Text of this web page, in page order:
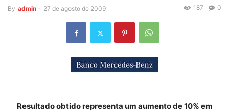
By admin - 27 de agosto de 2009 0
187
Resultado obtido representa um aumento de 10% em